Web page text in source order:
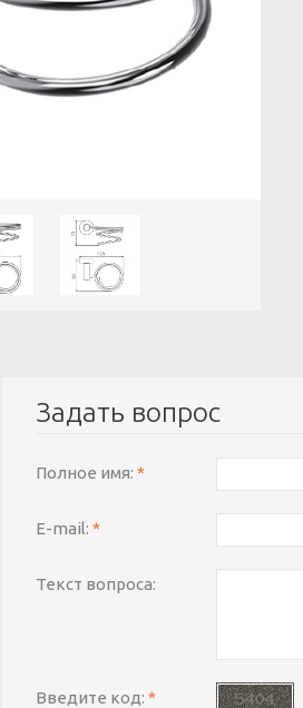
Задать вопрос
Полное имя: *
E-mail: *
Текст вопроса:
Введите код: *